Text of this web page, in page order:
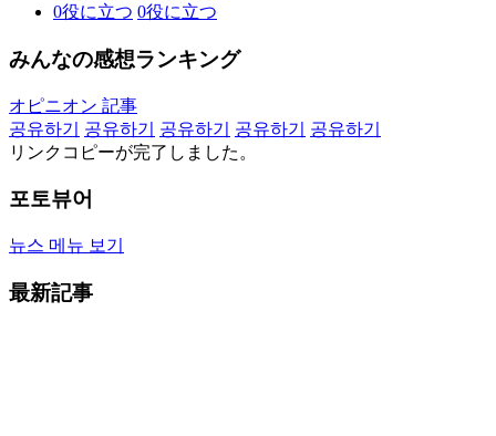
0役に立つ 0役に立つ
みんなの感想ランキング
オピニオン 記事
공유하기
공유하기 공유하기 공유하기
공유하기
リンクコピーが完了しました。
포토뷰어
뉴스 메뉴 보기
最新記事